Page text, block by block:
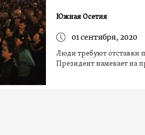
Южная Осетия
01 сентября, 2020
Люди требуют отставки